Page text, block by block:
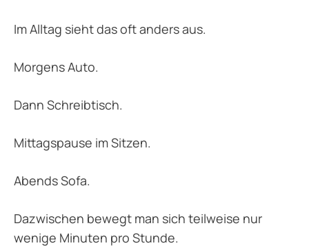
Im Alltag sieht das oft anders aus.
Morgens Auto.
Dann Schreibtisch.
Mittagspause im Sitzen.
Abends Sofa.
Dazwischen bewegt man sich teilweise nur
wenige Minuten pro Stunde.